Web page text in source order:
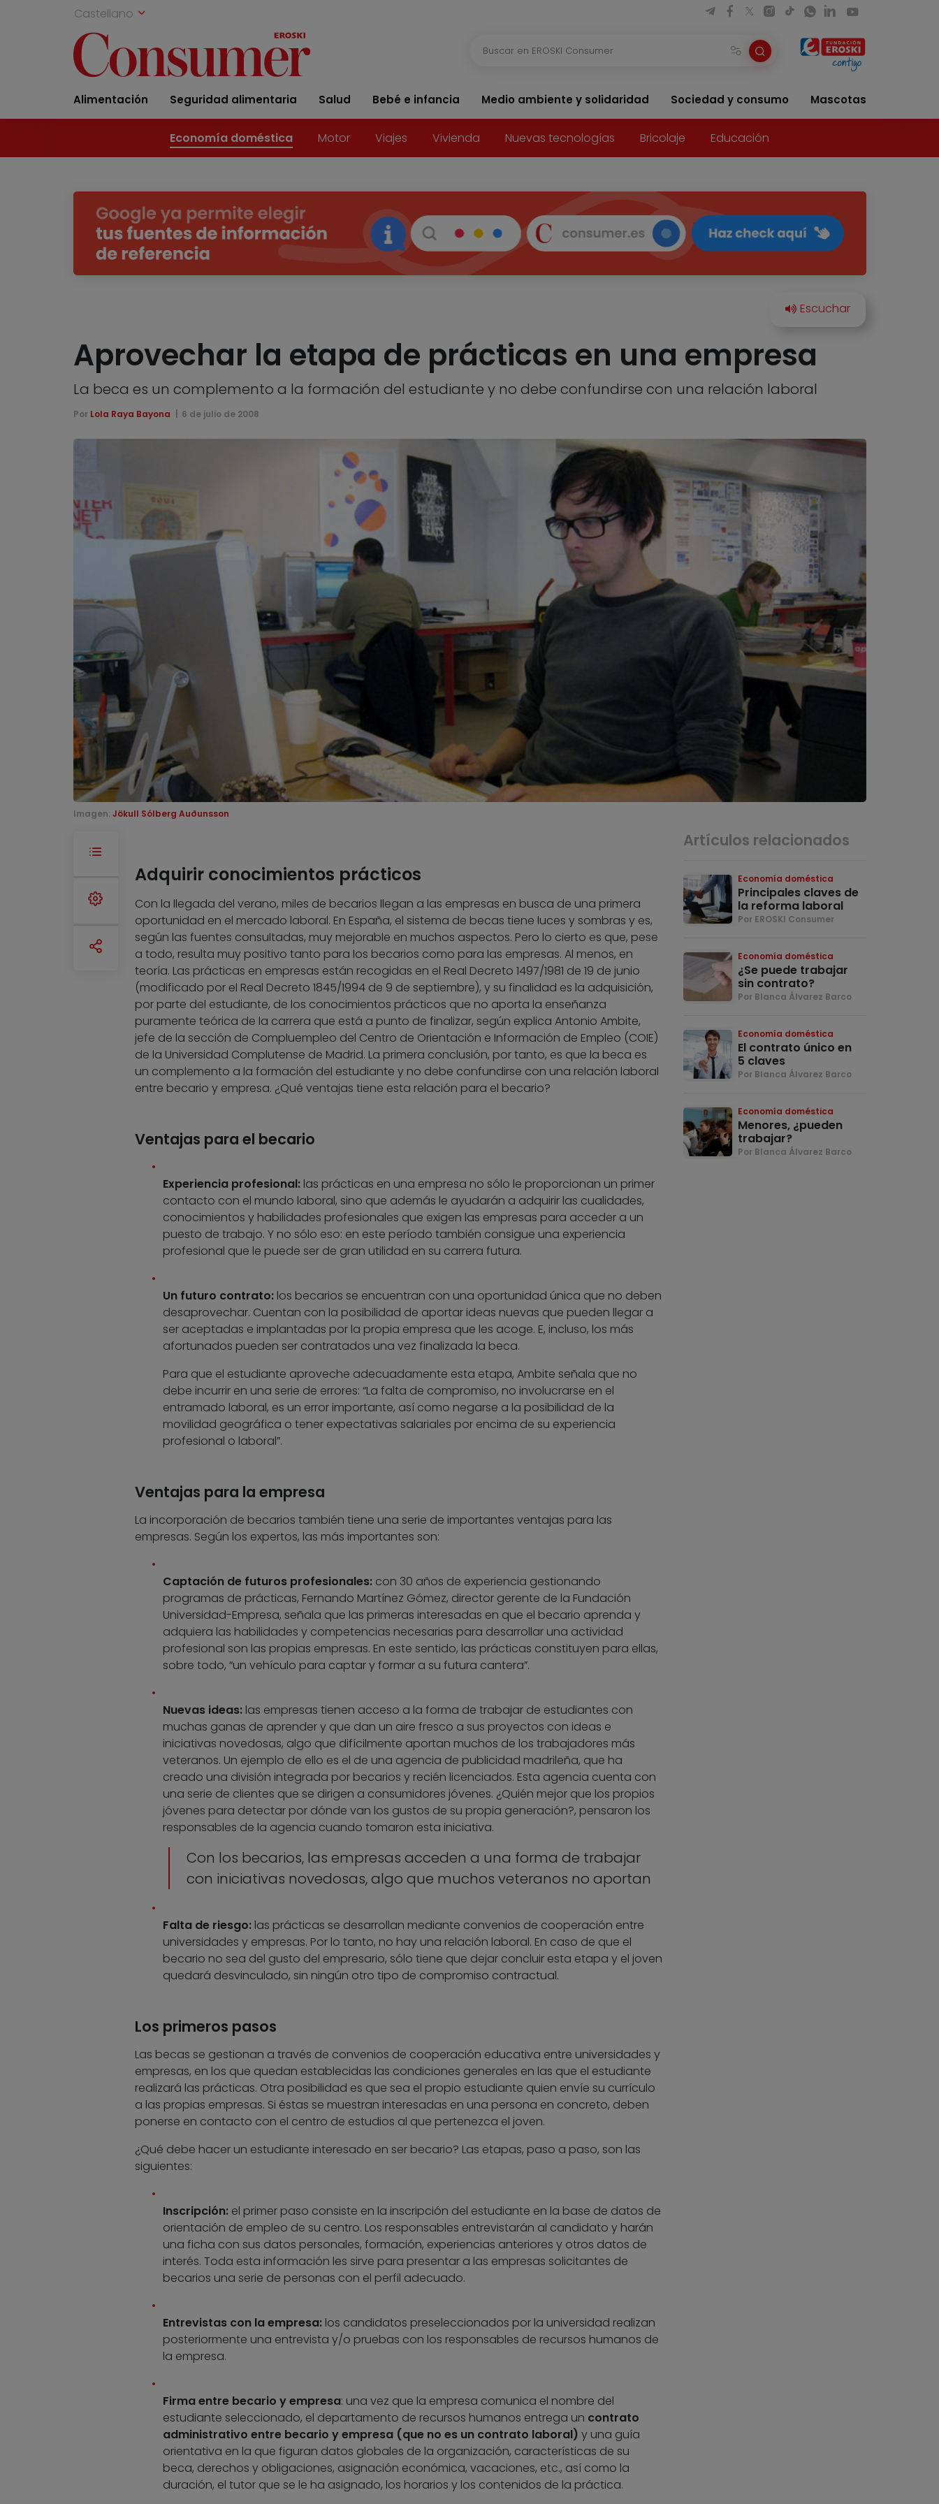
Castellano
Alimentación Seguridad alimentaria Salud Bebé e infancia Medio ambiente y solidaridad Sociedad y consumo Mascotas
Economía doméstica Motor Viajes Vivienda Nuevas tecnologías Bricolaje Educación
Aprovechar la etapa de prácticas en una empresa
La beca es un complemento a la formación del estudiante y no debe confundirse con una relación laboral
Por Lola Raya Bayona 6 de julio de 2008
Imagen: Jökull Sólberg Auðunsson
Adquirir conocimientos prácticos
Con la llegada del verano, miles de becarios llegan a las empresas en busca de una primera
oportunidad en el mercado laboral. En España, el sistema de becas tiene luces y sombras y es,
según las fuentes consultadas, muy mejorable en muchos aspectos. Pero lo cierto es que, pese
a todo, resulta muy positivo tanto para los becarios como para las empresas. Al menos, en
teoría. Las prácticas en empresas están recogidas en el Real Decreto 1497/1981 de 19 de junio
(modificado por el Real Decreto 1845/1994 de 9 de septiembre), y su finalidad es la adquisición,
por parte del estudiante, de los conocimientos prácticos que no aporta la enseñanza
puramente teórica de la carrera que está a punto de finalizar, según explica Antonio Ambite,
jefe de la sección de Compluempleo del Centro de Orientación e Información de Empleo (COIE)
de la Universidad Complutense de Madrid. La primera conclusión, por tanto, es que la beca es
un complemento a la formación del estudiante y no debe confundirse con una relación laboral
entre becario y empresa. ¿Qué ventajas tiene esta relación para el becario?
Ventajas para el becario
Experiencia profesional: las prácticas en una empresa no sólo le proporcionan un primer
contacto con el mundo laboral, sino que además le ayudarán a adquirir las cualidades,
conocimientos y habilidades profesionales que exigen las empresas para acceder a un
puesto de trabajo. Y no sólo eso: en este período también consigue una experiencia
profesional que le puede ser de gran utilidad en su carrera futura.
Un futuro contrato:los becarios se encuentran con una oportunidad única que no deben
desaprovechar. Cuentan con la posibilidad de aportar ideas nuevas que pueden llegar a
ser aceptadas e implantadas por la propia empresa que les acoge. E, incluso, los más
afortunados pueden ser contratados una vez finalizada la beca.
Para que el estudiante aproveche adecuadamente esta etapa, Ambite señala que no
debe incurrir en una serie de errores: “La falta de compromiso, no involucrarse en el
entramado laboral, es un error importante, así como negarse a la posibilidad de la
movilidad geográfica o tener expectativas salariales por encima de su experiencia
profesional o laboral”.
Ventajas para la empresa
La incorporación de becarios también tiene una serie de importantes ventajas para las
empresas. Según los expertos, las más importantes son:
Captación de futuros profesionales:con 30 años de experiencia gestionando
programas de prácticas, Fernando Martínez Gómez, director gerente de la Fundación
Universidad-Empresa, señala que las primeras interesadas en que el becario aprenda y
adquiera las habilidades y competencias necesarias para desarrollar una actividad
profesional son las propias empresas. En este sentido, las prácticas constituyen para ellas,
sobre todo, “un vehículo para captar y formar a su futura cantera”.
Nuevas ideas:las empresas tienen acceso a la forma de trabajar de estudiantes con
muchas ganas de aprender y que dan un aire fresco a sus proyectos con ideas e
iniciativas novedosas, algo que difícilmente aportan muchos de los trabajadores más
veteranos. Un ejemplo de ello es el de una agencia de publicidad madrileña, que ha
creado una división integrada por becarios y recién licenciados. Esta agencia cuenta con
una serie de clientes que se dirigen a consumidores jóvenes. ¿Quién mejor que los propios
jóvenes para detectar por dónde van los gustos de su propia generación?, pensaron los
responsables de la agencia cuando tomaron esta iniciativa.
Con los becarios, las empresas acceden a una forma de trabajar
con iniciativas novedosas, algo que muchos veteranos no aportan
Falta de riesgo:las prácticas se desarrollan mediante convenios de cooperación entre
universidades y empresas. Por lo tanto, no hay una relación laboral. En caso de que el
becario no sea del gusto del empresario, sólo tiene que dejar concluir esta etapa y el joven
quedará desvinculado, sin ningún otro tipo de compromiso contractual.
Los primeros pasos
Las becas se gestionan a través de convenios de cooperación educativa entre universidades y
empresas, en los que quedan establecidas las condiciones generales en las que el estudiante
realizará las prácticas. Otra posibilidad es que sea el propio estudiante quien envíe su currículo
a las propias empresas. Si éstas se muestran interesadas en una persona en concreto, deben
ponerse en contacto con el centro de estudios al que pertenezca el joven.
¿Qué debe hacer un estudiante interesado en ser becario? Las etapas, paso a paso, son las
siguientes:
Inscripción:el primer paso consiste en la inscripción del estudiante en la base de datos de
orientación de empleo de su centro. Los responsables entrevistarán al candidato y harán
una ficha con sus datos personales, formación, experiencias anteriores y otros datos de
interés. Toda esta información les sirve para presentar a las empresas solicitantes de
becarios una serie de personas con el perfil adecuado.
Entrevistas con la empresa:los candidatos preseleccionados por la universidad realizan
posteriormente una entrevista y/o pruebas con los responsables de recursos humanos de
la empresa.
Firma entre becario y empresa: una vez que la empresa comunica el nombre del
estudiante seleccionado, el departamento de recursos humanos entrega un contrato
administrativo entre becario y empresa (que no es un contrato laboral) y una guía
orientativa en la que figuran datos globales de la organización, características de su
beca, derechos y obligaciones, asignación económica, vacaciones, etc., así como la
duración, el tutor que se le ha asignado, los horarios y los contenidos de la práctica.
Artículos relacionados
Economía doméstica
Principales claves de
la reforma laboral
Por EROSKI Consumer
Economía doméstica
¿Se puede trabajar
sin contrato?
Por Blanca Álvarez Barco
Economía doméstica
El contrato único en
5 claves
Por Blanca Álvarez Barco
Economía doméstica
Menores, ¿pueden
trabajar?
Por Blanca Álvarez Barco